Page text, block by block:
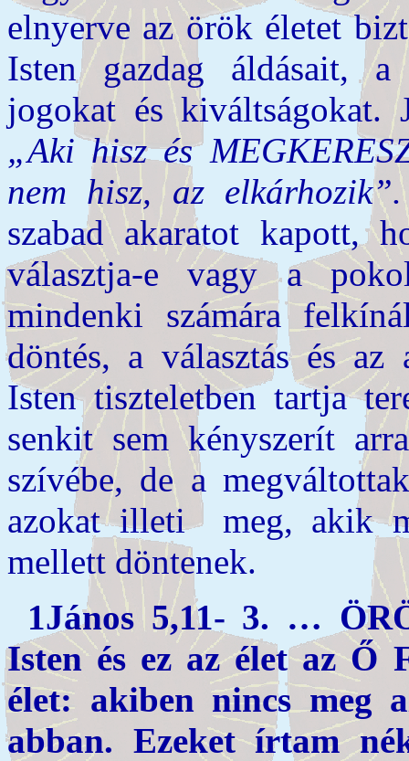
elnyerve az örök életet
Isten gazdag áldásait,
jogokat és kiváltságokat.
„Aki hisz és
nem hisz,az
szabad akaratot kapott,
választja-e vagy a
mindenki számára
döntés, a választás és az
Isten tiszteletben tartja
senkit sem kényszerít
szívébe, de a
azokat illeti meg, akik
mellett döntenek.
1János 5,11- 3. …
Isten és ez az élet az Ő
élet: akiben nincs meg
abban. Ezeket írtam